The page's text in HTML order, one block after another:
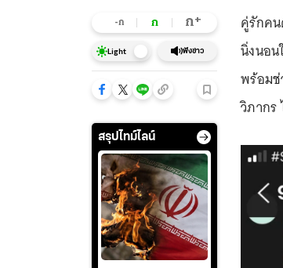
-ก ก ก+
Light ฟังข่าว
สรุปไทม์ไลน์
คู่รักค
นิ่งนอน
พร้อม
วิภากร